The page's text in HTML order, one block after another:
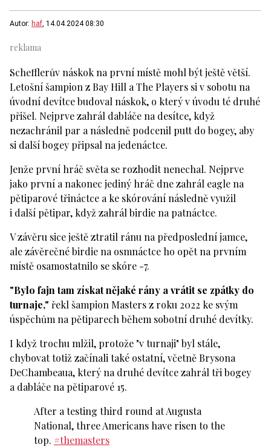
Autor: haf , 14.04.2024 08:30
Schefflerův náskok na první místě mohl být ještě větší.
Letošní šampion z Bay Hill a The Players si v sobotu na
úvodní devítce budoval náskok, o který v úvodu té druhé
přišel. Nejprve zahrál dabláče na desítce, když
nezachránil par a následně podcenil putt do bogey, aby
si další bogey připsal na jedenáctce.
Jenže první hráč světa se rozhodit nenechal. Nejprve
jako první a nakonec jediný hráč dne zahrál eagle na
pětiparové třináctce a ke skórování následně využil
i další pětipar, když zahrál birdie na patnáctce.
V závěru sice ještě ztratil ránu na předposlední jamce,
ale závěrečné birdie na osmnáctce ho opět na prvním
místě osamostatnilo se skóre -7.
"Bylo fajn tam získat nějaké rány a vrátit se zpátky do
turnaje," řekl šampion Masters z roku 2022 ke svým
úspěchům na pětiparech během sobotní druhé devítky.
I když trochu mlžil, protože "v turnaji" byl stále,
chybovat totiž začínali také ostatní, včetně Brysona
DeChambeaua, který na druhé devítce zahrál tři bogey
a dabláče na pětiparové 15.
After a testing third round at Augusta
National, three Americans have risen to the
top. #themasters